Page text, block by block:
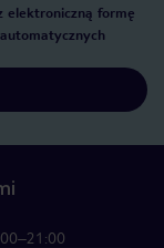
elektroniczną formę